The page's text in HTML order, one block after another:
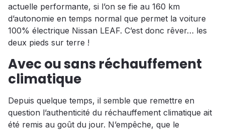
actuelle performante, si l’on se fie au 160 km
d’autonomie en temps normal que permet la voiture
100% électrique Nissan LEAF. C’est donc rêver… les
deux pieds sur terre !
Avec ou sans réchauffement
climatique
Depuis quelque temps, il semble que remettre en
question l’authenticité du réchauffement climatique ait
été remis au goût du jour. N’empêche, que le